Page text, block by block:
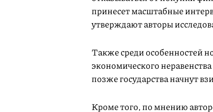
принесет масштабные
утверждают авторы
Также среди особенностей
экономического
позже государства начнут
Кроме того, по мнению